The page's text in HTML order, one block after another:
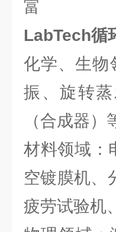
富
LabTech循
化学、生物
振、旋转
（合成器）
材料领域：
空镀膜机、
疲劳试验机